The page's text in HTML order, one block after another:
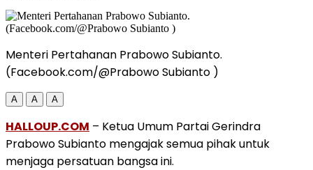
Menteri Pertahanan Prabowo Subianto.
(Facebook.com/@Prabowo Subianto )
A A A
HALLOUP.COM – Ketua Umum Partai Gerindra
Prabowo Subianto mengajak semua pihak untuk
menjaga persatuan bangsa ini.